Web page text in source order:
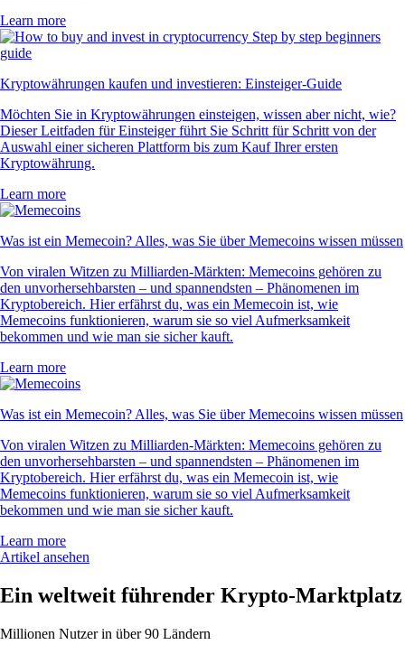
Learn more
Kryptowährungen kaufen und investieren: Einsteiger-Guide
Möchten Sie in Kryptowährungen einsteigen, wissen aber nicht, wie?
Dieser Leitfaden für Einsteiger führt Sie Schritt für Schritt von der
Auswahl einer sicheren Plattform bis zum Kauf Ihrer ersten
Kryptowährung.
Learn more
Was ist ein Memecoin? Alles, was Sie über Memecoins wissen müssen
Von viralen Witzen zu Milliarden-Märkten: Memecoins gehören zu
den unvorhersehbarsten – und spannendsten – Phänomenen im
Kryptobereich. Hier erfährst du, was ein Memecoin ist, wie
Memecoins funktionieren, warum sie so viel Aufmerksamkeit
bekommen und wie man sie sicher kauft.
Learn more
Was ist ein Memecoin? Alles, was Sie über Memecoins wissen müssen
Von viralen Witzen zu Milliarden-Märkten: Memecoins gehören zu
den unvorhersehbarsten – und spannendsten – Phänomenen im
Kryptobereich. Hier erfährst du, was ein Memecoin ist, wie
Memecoins funktionieren, warum sie so viel Aufmerksamkeit
bekommen und wie man sie sicher kauft.
Learn more
Artikel ansehen
Ein weltweit führender Krypto-Marktplatz
Millionen Nutzer in über 90 Ländern